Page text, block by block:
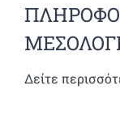
Δείτε